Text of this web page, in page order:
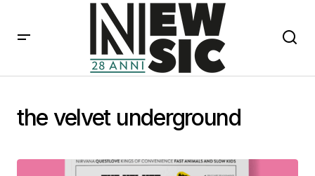
the velvet underground